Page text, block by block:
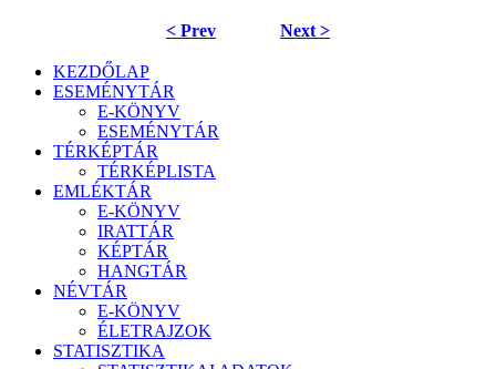
< Prev Next >
KEZDŐLAP
ESEMÉNYTÁR
E-KÖNYV
ESEMÉNYTÁR
TÉRKÉPTÁR
TÉRKÉPLISTA
EMLÉKTÁR
E-KÖNYV
IRATTÁR
KÉPTÁR
HANGTÁR
NÉVTÁR
E-KÖNYV
ÉLETRAJZOK
STATISZTIKA